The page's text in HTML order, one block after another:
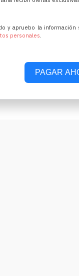
y apruebo la información
personales
PAGAR